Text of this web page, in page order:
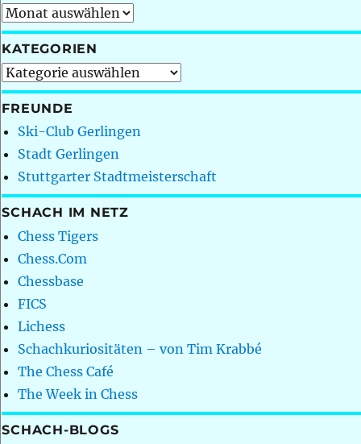
Archiv
KATEGORIEN
Kategorien
FREUNDE
Ski-Club Gerlingen
Stadt Gerlingen
Stuttgarter Stadtmeisterschaft
SCHACH IM NETZ
Chess Tigers
Chess.Com
Chessbase
FICS
Lichess
Schachkuriositäten – von Tim Krabbé
The Chess Café
The Week in Chess
SCHACH-BLOGS